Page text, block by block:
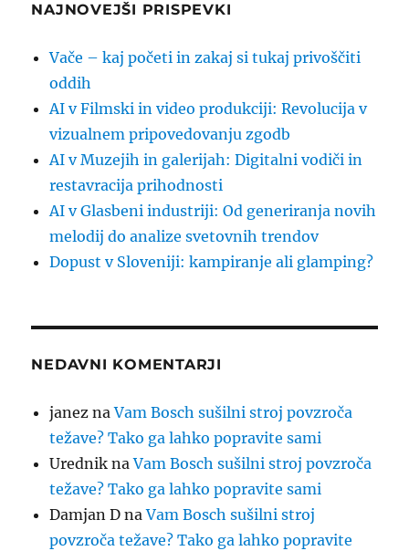
NAJNOVEJŠI PRISPEVKI
Vače – kaj početi in zakaj si tukaj privoščiti
oddih
AI v Filmski in video produkciji: Revolucija v
vizualnem pripovedovanju zgodb
AI v Muzejih in galerijah: Digitalni vodiči in
restavracija prihodnosti
AI v Glasbeni industriji: Od generiranja novih
melodij do analize svetovnih trendov
Dopust v Sloveniji: kampiranje ali glamping?
NEDAVNI KOMENTARJI
janez naVam Bosch sušilni stroj povzroča
težave? Tako ga lahko popravite sami
Urednik naVam Bosch sušilni stroj povzroča
težave? Tako ga lahko popravite sami
Damjan D naVam Bosch sušilni stroj
povzroča težave? Tako ga lahko popravite